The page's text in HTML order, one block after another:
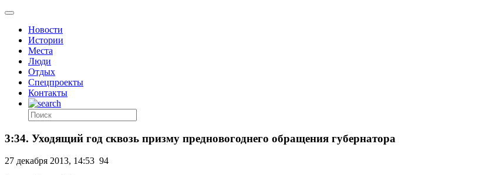
Новости
Истории
Места
Люди
Отдых
Спецпроекты
Контакты
3:34. Уходящий год сквозь призму предновогоднего обращения губернатора
27 декабря 2013, 14:53 94